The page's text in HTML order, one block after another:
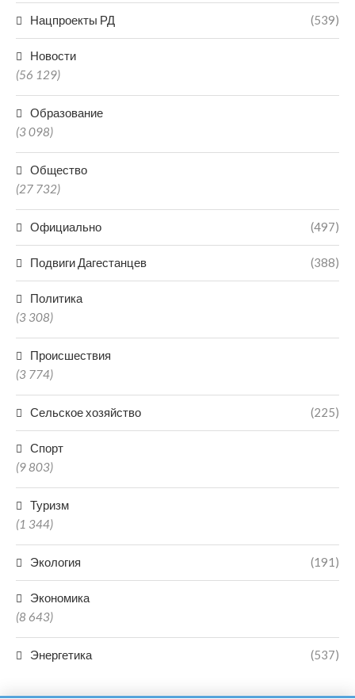
Нацпроекты РД (539)
Новости
(56 129)
Образование
(3 098)
Общество
(27 732)
Официально (497)
Подвиги Дагестанцев (388)
Политика
(3 308)
Происшествия
(3 774)
Сельское хозяйство (225)
Спорт
(9 803)
Туризм
(1 344)
Экология (191)
Экономика
(8 643)
Энергетика (537)